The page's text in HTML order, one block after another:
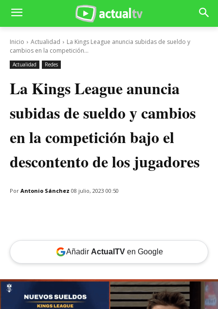
Inicio Actualidad
La Kings League anuncia subidas de sueldo y
cambios en la competición...
Actualidad Redes
La Kings League anuncia
subidas de sueldo y cambios
en la competición bajo el
descontento de los jugadores
Por Antonio Sánchez 08 julio, 2023 00:50
Añadir ActualTVen Google